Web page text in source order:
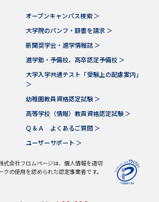
オープンキャンパス検索 ＞
大学院のパンフ・願書を請求 ＞
新聞奨学会・進学情報誌 ＞
進学塾・予備校、高卒認定予備校 ＞
大学入学共通テスト「受験上の配慮案内」
＞
幼稚園教員資格認定試験 ＞
高等学校（情報）教員資格認定試験 ＞
Ｑ＆Ａ よくあるご質問 ＞
ユーザーサポート ＞
式会社フロムページは、個人情報を適切
の使用を認められた認定事業者です。